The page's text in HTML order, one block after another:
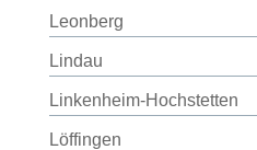
Leonberg
Lindau
Linkenheim-Hochstetten
Löffingen